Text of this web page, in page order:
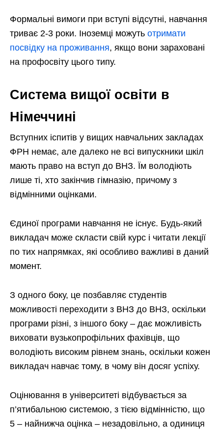
Формальні вимоги при вступі відсутні, навчання
триває 2-3 роки. Іноземці можуть отримати
посвідку на проживання, якщо вони зараховані
на профосвіту цього типу.
Система вищої освіти в
Німеччині
Вступних іспитів у вищих навчальних закладах
ФРН немає, але далеко не всі випускники шкіл
мають право на вступ до ВНЗ. Їм володіють
лише ті, хто закінчив гімназію, причому з
відмінними оцінками.
Єдиної програми навчання не існує. Будь-який
викладач може скласти свій курс і читати лекції
по тих напрямках, які особливо важливі в даний
момент.
З одного боку, це позбавляє студентів
можливості переходити з ВНЗ до ВНЗ, оскільки
програми різні, з іншого боку – дає можливість
виховати вузькопрофільних фахівців, що
володіють високим рівнем знань, оскільки кожен
викладач навчає тому, в чому він досяг успіху.
Оцінювання в університеті відбувається за
п’ятибальною системою, з тією відмінністю, що
5 – найнижча оцінка – незадовільно, а одиниця